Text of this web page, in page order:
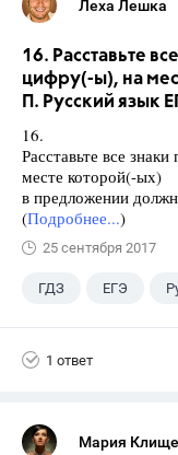
Леха Лешка
16. Расставьте
цифру(-ы), на
П. Русский язык
16.
Расставьте все
месте которой(-ых)
в предложении
(Подробнее...)
25 сентября 2017
ГДЗ ЕГЭ
1 ответ
Мария